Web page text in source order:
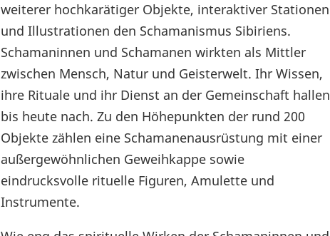
weiterer hochkarätiger Objekte, interaktiver Stationen
und Illustrationen den Schamanismus Sibiriens.
Schamaninnen und Schamanen wirkten als Mittler
zwischen Mensch, Natur und Geisterwelt. Ihr Wissen,
ihre Rituale und ihr Dienst an der Gemeinschaft hallen
bis heute nach. Zu den Höhepunkten der rund 200
Objekte zählen eine Schamanenausrüstung mit einer
außergewöhnlichen Geweihkappe sowie
eindrucksvolle rituelle Figuren, Amulette und
Instrumente.